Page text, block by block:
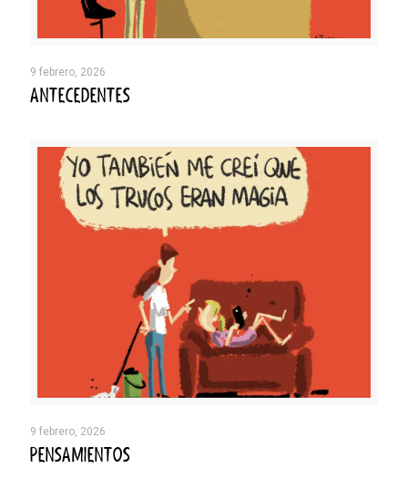
9 febrero, 2026
ANTECEDENTES
9 febrero, 2026
PENSAMIENTOS